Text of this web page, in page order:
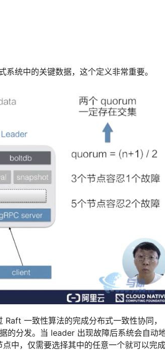
统中的关键数据，这个定义非常重要。
一致性算法的完成分布式一致性协同，
的分发。当 leader 出现故障后系统会自动
中，仅需要选择其中的任意一个就可以完成